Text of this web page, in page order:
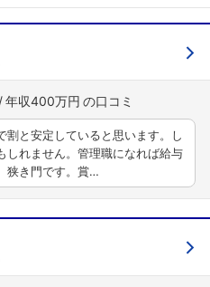
年収400万円
割と安定していると思います。し
しれません。管理職になれば給与
狭き門です。賞…